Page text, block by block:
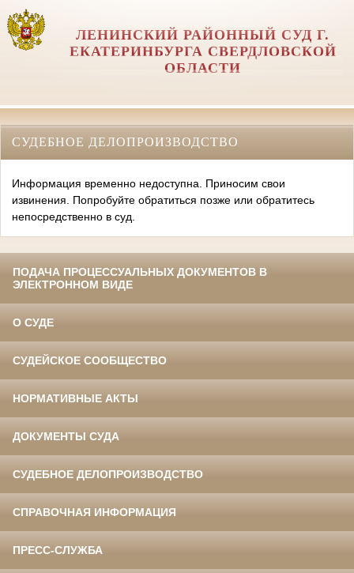
ЛЕНИНСКИЙ РАЙОННЫЙ СУД Г.
ЕКАТЕРИНБУРГА СВЕРДЛОВСКОЙ
ОБЛАСТИ
СУДЕБНОЕ ДЕЛОПРОИЗВОДСТВО
Информация временно недоступна. Приносим свои
извинения. Попробуйте обратиться позже или обратитесь
непосредственно в суд.
ПОДАЧА ПРОЦЕССУАЛЬНЫХ ДОКУМЕНТОВ В
ЭЛЕКТРОННОМ ВИДЕ
О СУДЕ
СУДЕЙСКОЕ СООБЩЕСТВО
НОРМАТИВНЫЕ АКТЫ
ДОКУМЕНТЫ СУДА
СУДЕБНОЕ ДЕЛОПРОИЗВОДСТВО
СПРАВОЧНАЯ ИНФОРМАЦИЯ
ПРЕСС-СЛУЖБА